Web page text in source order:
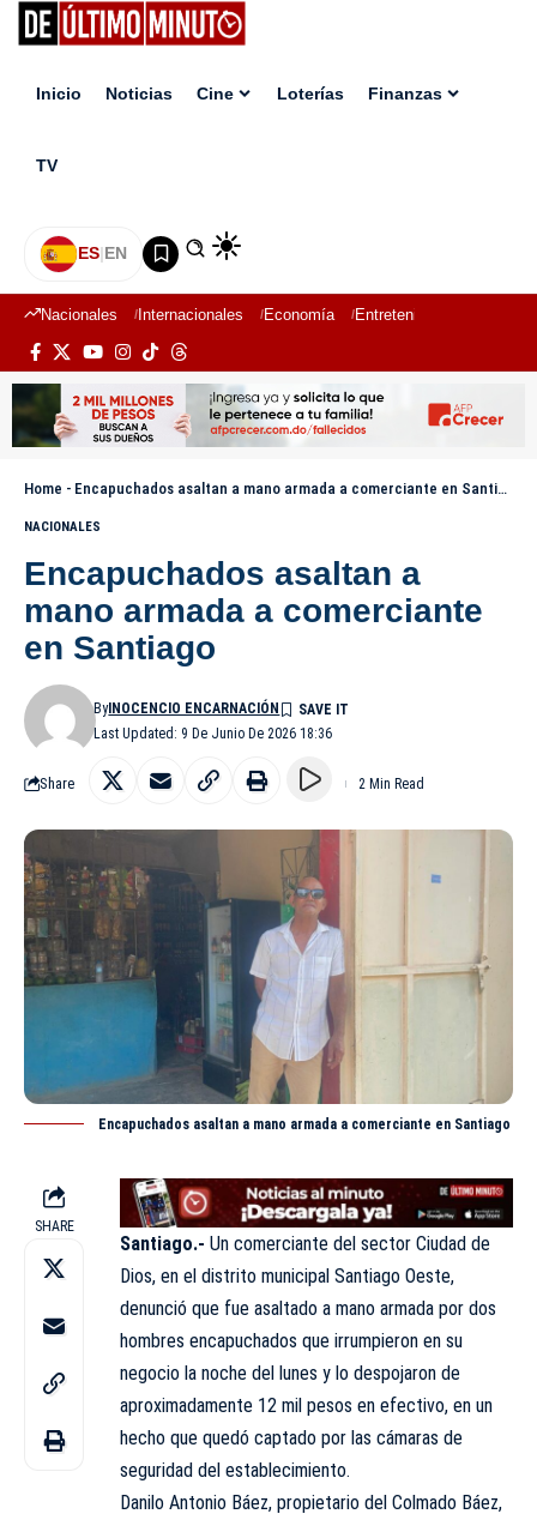
Inicio Noticias Cine Loterías Finanzas
TV
ES|EN
Nacionales Internacionales Economía Entretenimiento
Home - Encapuchados asaltan a mano armada a comerciante en Santiago
NACIONALES
Encapuchados asaltan a
mano armada a comerciante
en Santiago
Last Updated: 9 De Junio De 2026 18:36
ByINOCENCIO ENCARNACIÓN
Share 2 Min Read
Encapuchados asaltan a mano armada a comerciante en Santiago
SHARE
Santiago.- Un comerciante del sector Ciudad de
Dios, en el distrito municipal Santiago Oeste,
denunció que fue asaltado a mano armada por dos
hombres encapuchados que irrumpieron en su
negocio la noche del lunes y lo despojaron de
aproximadamente 12 mil pesos en efectivo, en un
hecho que quedó captado por las cámaras de
seguridad del establecimiento.
Danilo Antonio Báez, propietario del Colmado Báez,